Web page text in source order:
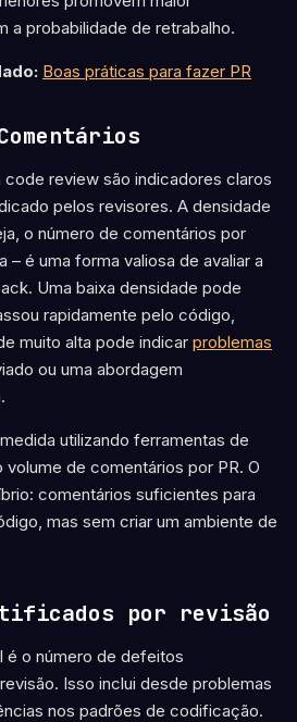
a probabilidade de retrabalho.
Boas práticas para fazer PR
review são indicadores claros
pelos revisores. A densidade
o número de comentários por
– é uma forma valiosa de avaliar a
Uma baixa densidade pode
rapidamente pelo código,
muito alta pode indicar problemas
ou uma abordagem
utilizando ferramentas de
de comentários por PR. O
comentários suficientes para
mas sem criar um ambiente de
por revisão
é o número de defeitos
Isso inclui desde problemas
nos padrões de codificação.